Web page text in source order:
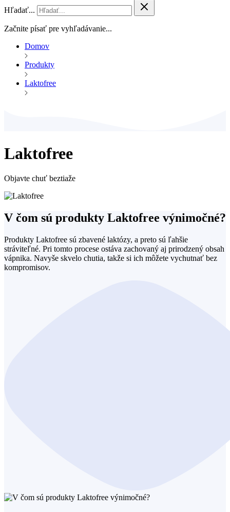
Hľadať...
Začnite písať pre vyhľadávanie...
Domov
Produkty
Laktofree
Laktofree
Objavte chuť beztiaže
V čom sú produkty Laktofree výnimočné?
Produkty Laktofree sú zbavené laktózy, a preto sú ľahšie
stráviteľné. Pri tomto procese ostáva zachovaný aj prirodzený obsah
vápnika. Navyše skvelo chutia, takže si ich môžete vychutnať bez
kompromisov.